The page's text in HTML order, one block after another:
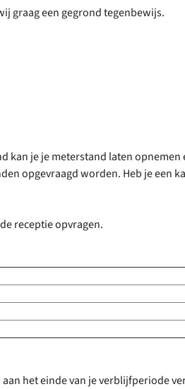
graag een gegrond tegenbewijs.
kan je je meterstand laten
opgevraagd worden. Heb je een
receptie opvragen.
het einde van je verblijfperiode